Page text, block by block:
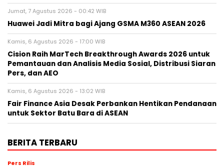
Jumat, 7 Agustus 2026 - 00:42 WIB
Huawei Jadi Mitra bagi Ajang GSMA M360 ASEAN 2026
Kamis, 6 Agustus 2026 - 17:00 WIB
Cision Raih MarTech Breakthrough Awards 2026 untuk
Pemantauan dan Analisis Media Sosial, Distribusi Siaran
Pers, dan AEO
Kamis, 6 Agustus 2026 - 13:02 WIB
Fair Finance Asia Desak Perbankan Hentikan Pendanaan
untuk Sektor Batu Bara di ASEAN
BERITA TERBARU
Pers Rilis